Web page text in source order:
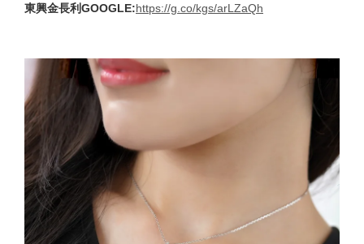
東興金長利GOOGLE:https://g.co/kgs/arLZaQh